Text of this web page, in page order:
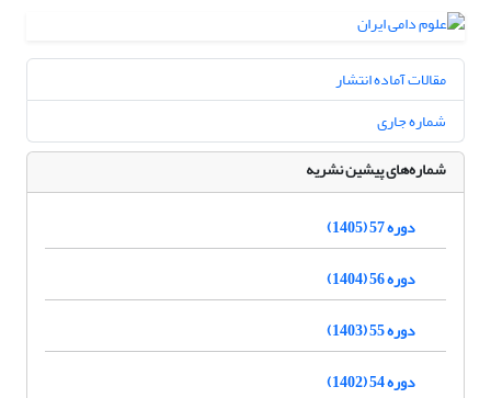
مقالات آماده انتشار
شماره جاری
شماره‌های پیشین نشریه
دوره 57 (1405)
دوره 56 (1404)
دوره 55 (1403)
دوره 54 (1402)